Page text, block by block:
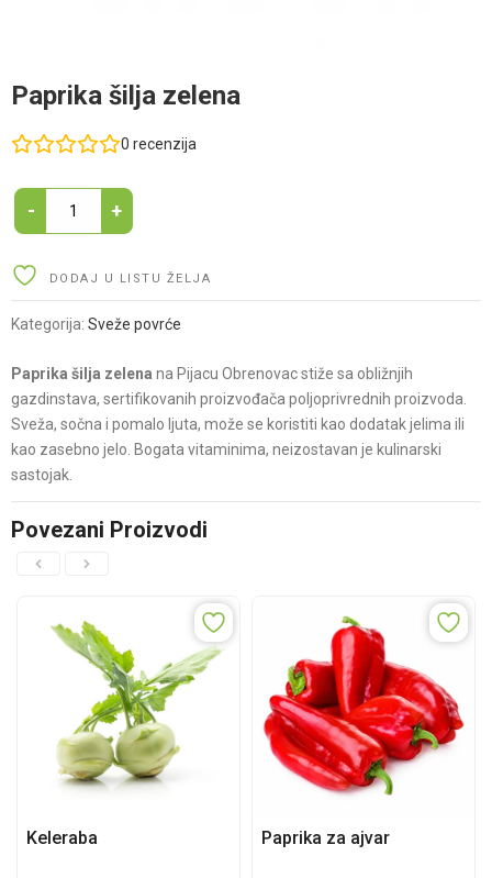
Paprika šilja zelena
0 recenzija
Paprika
šilja
quantity
- +
DODAJ U LISTU ŽELJA
Kategorija: Sveže povrće
Paprika šilja zelena na Pijacu Obrenovac stiže sa obližnjih
gazdinstava, sertifikovanih proizvođača poljoprivrednih proizvoda.
Sveža, sočna i pomalo ljuta, može se koristiti kao dodatak jelima ili
kao zasebno jelo. Bogata vitaminima, neizostavan je kulinarski
sastojak.
Povezani Proizvodi
Keleraba Paprika za ajvar